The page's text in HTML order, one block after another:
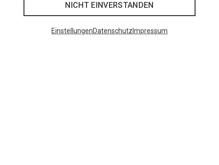
NICHT EINVERSTANDEN
EinstellungenDatenschutz Impressum